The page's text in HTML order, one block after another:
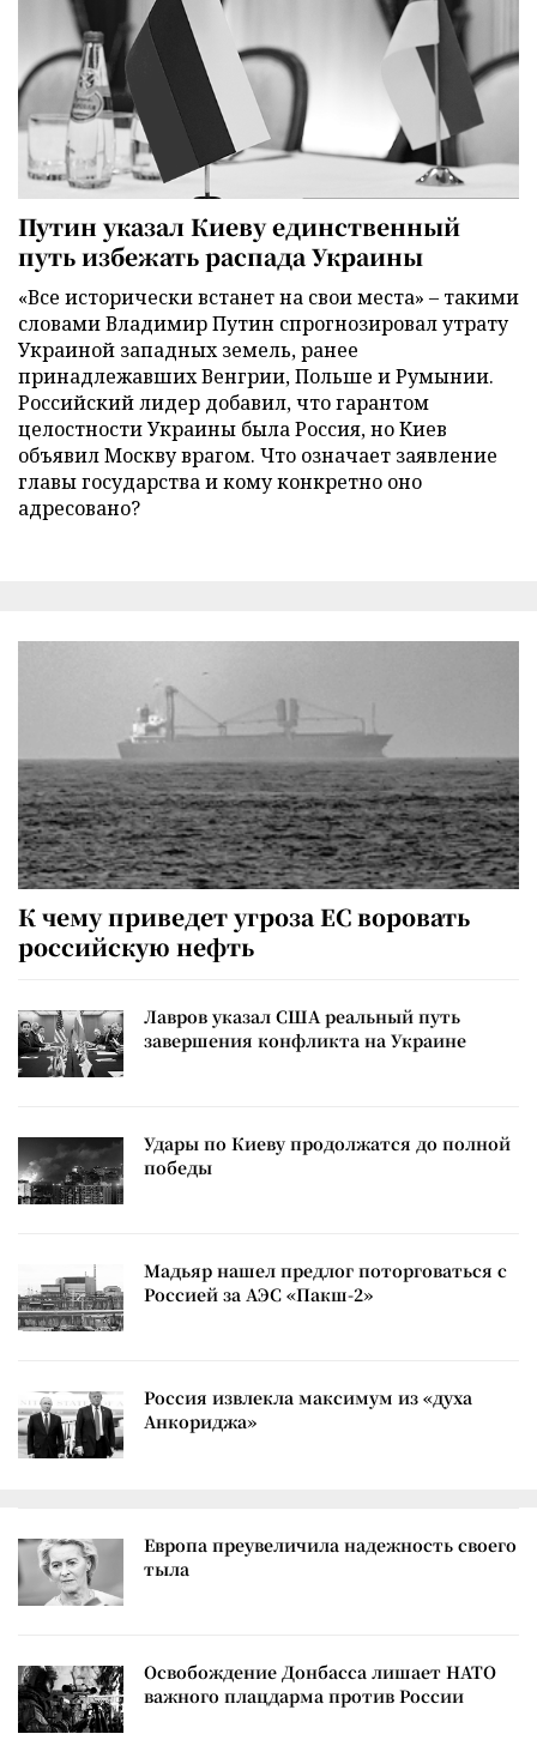
Путин указал Киеву единственный
путь избежать распада Украины
«Все исторически встанет на свои места» – такими
словами Владимир Путин спрогнозировал утрату
Украиной западных земель, ранее
принадлежавших Венгрии, Польше и Румынии.
Российский лидер добавил, что гарантом
целостности Украины была Россия, но Киев
объявил Москву врагом. Что означает заявление
главы государства и кому конкретно оно
адресовано?
К чему приведет угроза ЕС воровать
российскую нефть
Лавров указал США реальный путь
завершения конфликта на Украине
Удары по Киеву продолжатся до полной
победы
Мадьяр нашел предлог поторговаться с
Россией за АЭС «Пакш-2»
Россия извлекла максимум из «духа
Анкориджа»
Европа преувеличила надежность своего
тыла
Освобождение Донбасса лишает НАТО
важного плацдарма против России